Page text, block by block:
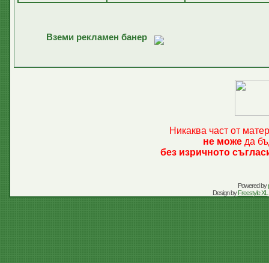
Вземи рекламен банер
Никаква част от
не може да
без изричното
Powered by
Design byFreestyle XL